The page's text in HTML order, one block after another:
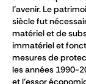
l’avenir. Le
siècle fut
matériel et de
immatériel et
mesures de
les années 1990-
et l’essor